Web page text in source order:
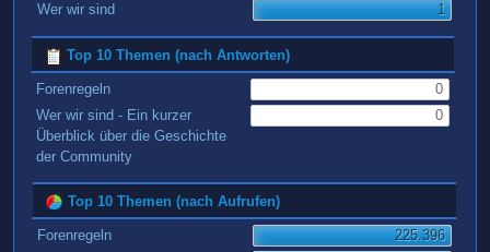
Wer wir sind
1
Top 10 Themen (nach Antworten)
Forenregeln
0
Wer wir sind - Ein kurzer
Überblick über die Geschichte
der Community
0
Top 10 Themen (nach Aufrufen)
Forenregeln
225.396